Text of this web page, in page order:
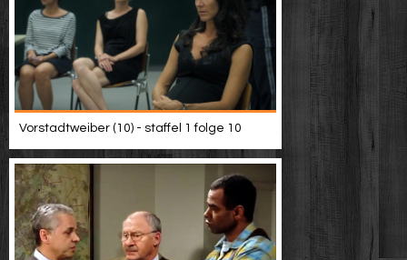
Vorstadtweiber (10) - staffel 1 folge 10